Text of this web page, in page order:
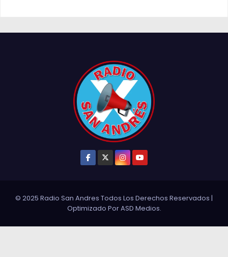
© 2025 Radio San Andres Todos Los Derechos Reservados |
Optimizado PorASD Medios.